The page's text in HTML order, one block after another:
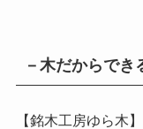
－木だからでき
【銘木工房ゆら木】